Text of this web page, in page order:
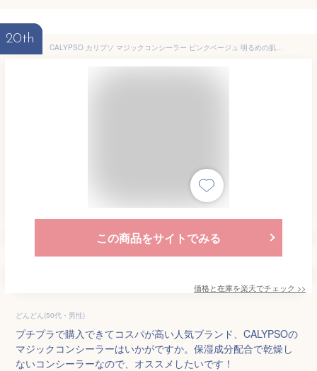
20th
CALYPSO カリプソ マジックコンシーラー ピンクベージュ 明るめの肌用 保湿成分 凸凹カバー ハイライト
この商品をサイトでみる
価格と在庫を楽天でチェック >>
どんどん(50代・男性)
プチプラで購入できてコスパが高い人気ブランド、CALYPSOの
マジックコンシーラーはいかがですか。保湿成分配合で乾燥し
ないコンシーラーなので、オススメしたいです！